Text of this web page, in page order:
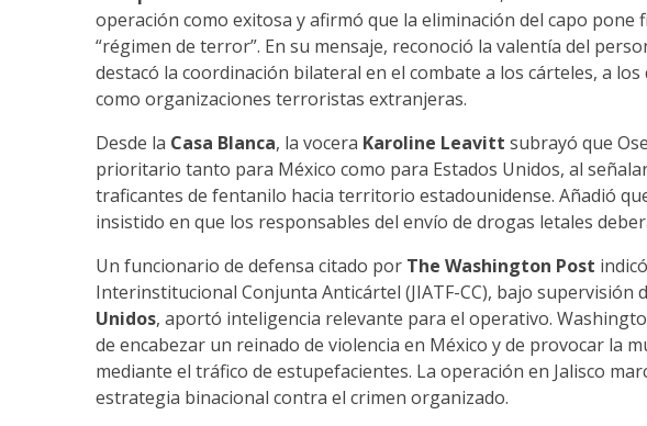
operación como exitosa y afirmó que la eliminación del capo pone
“régimen de terror”. En su mensaje, reconoció la valentía del
destacó la coordinación bilateral en el combate a los cárteles, a
como organizaciones terroristas extranjeras.
Desde la Casa Blanca, la vocera Karoline Leavitt subrayó que
prioritario tanto para México como para Estados Unidos, al
traficantes de fentanilo hacia territorio estadounidense. Añadió
insistido en que los responsables del envío de drogas letales
Un funcionario de defensa citado por The Washington Post
Interinstitucional Conjunta Anticártel (JIATF-CC), bajo supervisión
Unidos, aportó inteligencia relevante para el operativo.
de encabezar un reinado de violencia en México y de provocar la
mediante el tráfico de estupefacientes. La operación en Jalisco
estrategia binacional contra el crimen organizado.